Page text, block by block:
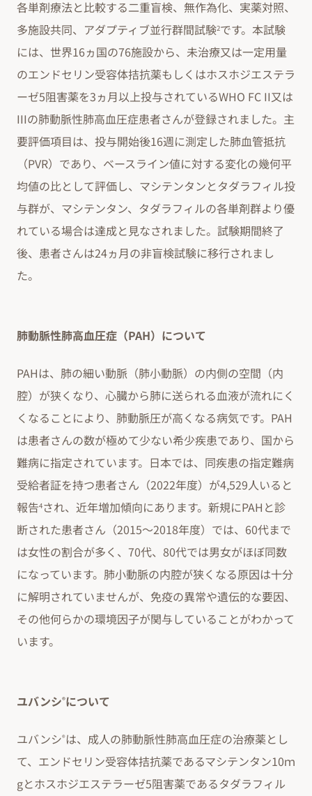
各単剤療法と比較する二重盲検、無作為化、実薬対照、
多施設共同、アダプティブ並行群間試験2です。本試験
には、世界16ヵ国の76施設から、未治療又は一定用量
のエンドセリン受容体拮抗薬もしくはホスホジエステラ
ーゼ5阻害薬を3ヵ月以上投与されているWHO FC II又は
IIIの肺動脈性肺高血圧症患者さんが登録されました。主
要評価項目は、投与開始後16週に測定した肺血管抵抗
（PVR）であり、ベースライン値に対する変化の幾何平
均値の比として評価し、マシテンタンとタダラフィル投
与群が、マシテンタン、タダラフィルの各単剤群より優
れている場合は達成と見なされました。試験期間終了
後、患者さんは24ヵ月の非盲検試験に移行されまし
た。
肺動脈性肺高血圧症（PAH）について
PAHは、肺の細い動脈（肺小動脈）の内側の空間（内
腔）が狭くなり、心臓から肺に送られる血液が流れにく
くなることにより、肺動脈圧が高くなる病気です。PAH
は患者さんの数が極めて少ない希少疾患であり、国から
難病に指定されています。日本では、同疾患の指定難病
受給者証を持つ患者さん（2022年度）が4,529人いると
報告4され、近年増加傾向にあります。新規にPAHと診
断された患者さん（2015～2018年度）では、60代まで
は女性の割合が多く、70代、80代では男女がほぼ同数
になっています。肺小動脈の内腔が狭くなる原因は十分
に解明されていませんが、免疫の異常や遺伝的な要因、
その他何らかの環境因子が関与していることがわかって
います。
ユバンシ®について
ユバンシ®は、成人の肺動脈性肺高血圧症の治療薬とし
て、エンドセリン受容体拮抗薬であるマシテンタン10ｍ
gとホスホジエステラーゼ5阻害薬であるタダラフィル